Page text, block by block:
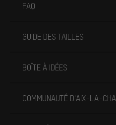
FAQ
GUIDE DES TAILLES
BOÎTE À IDÉES
COMMUNAUTÉ D'AIX-LA-